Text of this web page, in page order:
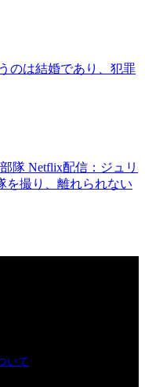
のは結婚であり、犯罪
隊 Netflix配信：ジュリ
を撮り、離れられない
いて